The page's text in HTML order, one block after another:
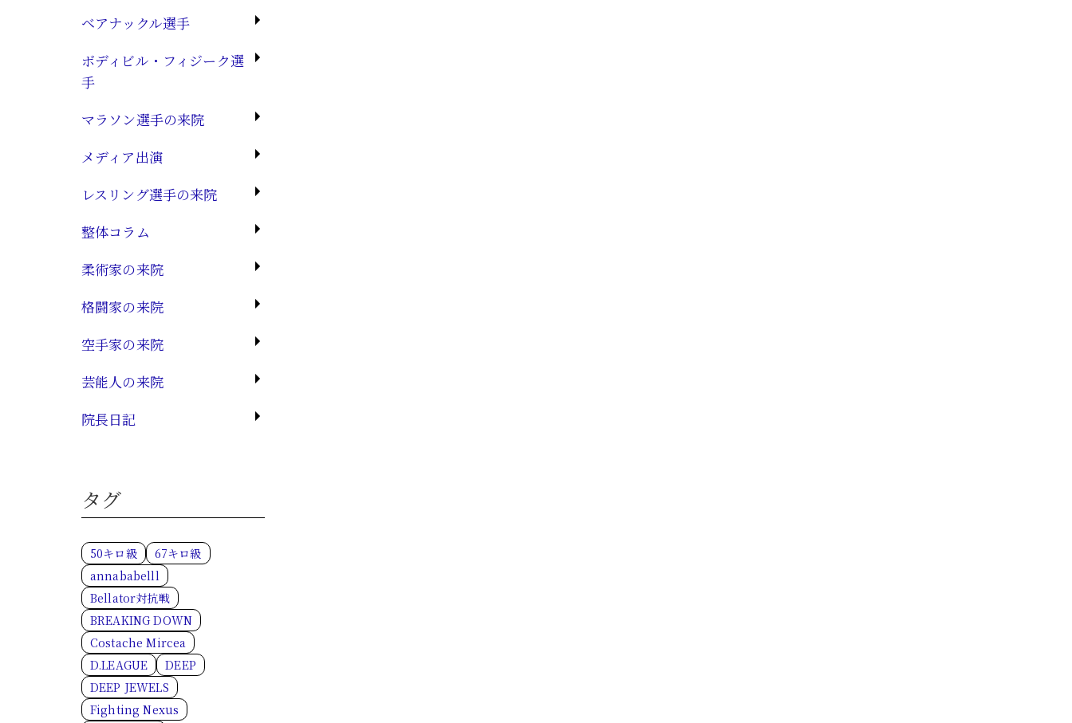
ベアナックル選手
ボディビル・フィジーク選
手
マラソン選手の来院
メディア出演
レスリング選手の来院
整体コラム
柔術家の来院
格闘家の来院
空手家の来院
芸能人の来院
院長日記
タグ
50キロ級
67キロ級
annababelll
Bellator対抗戦
BREAKING DOWN
Costache Mircea
D.LEAGUE
DEEP
DEEP JEWELS
Fighting Nexus